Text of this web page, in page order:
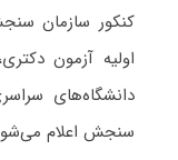
کنکور سازمان
اولیه آزمون
دانشگاه‌های
سنجش اعلام